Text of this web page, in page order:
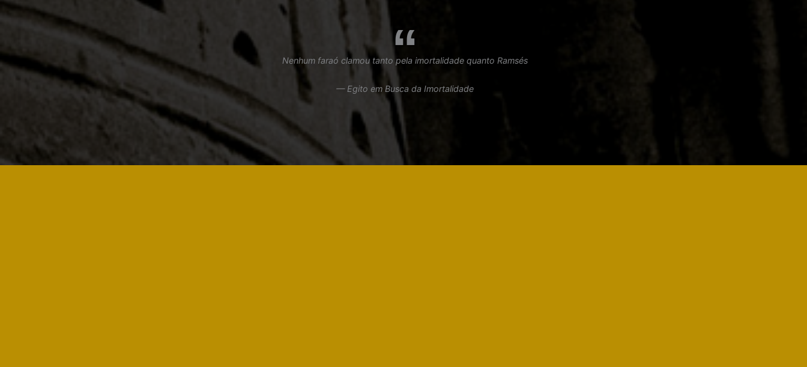
Nenhum faraó clamou tanto pela imortalidade quanto Ramsés
— Egito em Busca da Imortalidade